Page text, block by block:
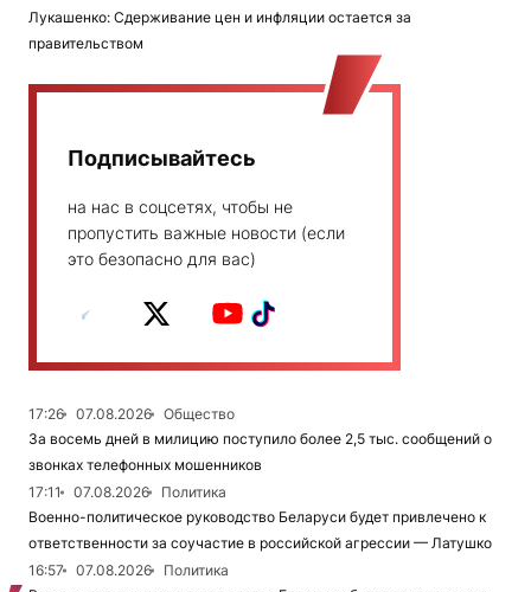
Лукашенко: Сдерживание цен и инфляции остается за
правительством
Подписывайтесь
на нас в соцсетях, чтобы не
пропустить важные новости (если
это безопасно для вас)
17:26 07.08.2026
Общество
За восемь дней в милицию поступило более 2,5 тыс. сообщений о
звонках телефонных мошенников
17:11
07.08.2026
Политика
Военно-политическое руководство Беларуси будет привлечено к
ответственности за соучастие в российской агрессии — Латушко
16:57
07.08.2026
Политика